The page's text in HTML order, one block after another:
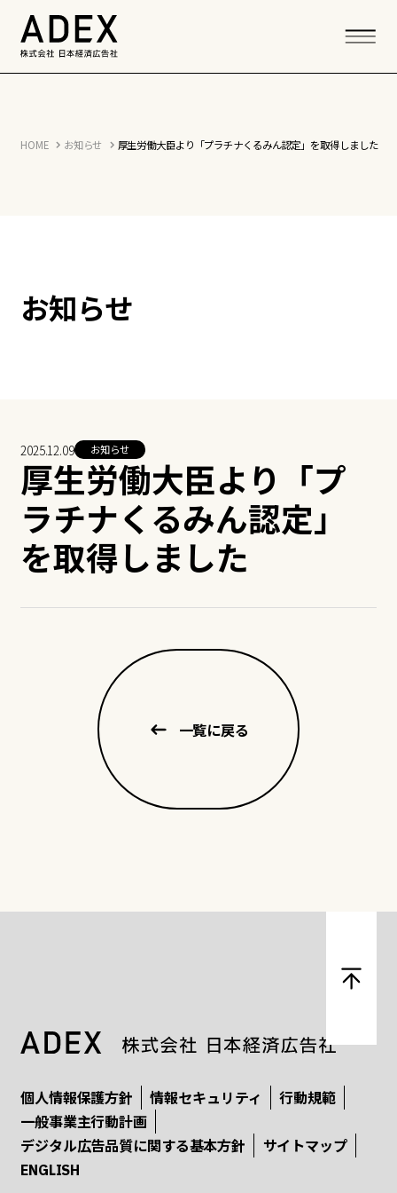
HOME お知らせ 厚生労働大臣より「プラチナくるみん認定」を取得しました
お知らせ
2025.12.09 お知らせ
厚生労働大臣より「プ
ラチナくるみん認定」
を取得しました
一覧に戻る
個人情報保護方針 情報セキュリティ
行動規範
一般事業主行動計画
デジタル広告品質に関する基本方針
サイトマップ
ENGLISH